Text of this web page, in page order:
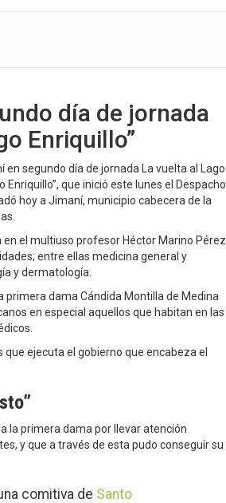
día de jornada
Enriquillo”
segundo día de jornada La vuelta al Lago
Enriquillo”, que inició este lunes el Despacho
hoy a Jimaní, municipio cabecera de la
el multiuso profesor Héctor Marino Pérez
entre ellas medicina general y
y dermatología.
primera dama Cándida Montilla de Medina
en especial aquellos que habitan en las
ejecuta el gobierno que encabeza el
la primera dama por llevar atención
y que a través de esta pudo conseguir su
comitiva de Santo